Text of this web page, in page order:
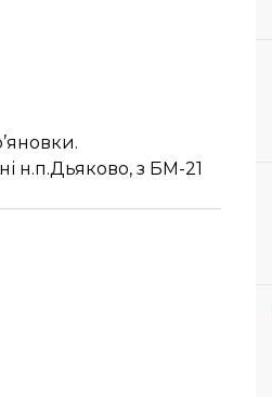
н.п.Дьяково, з БМ-21